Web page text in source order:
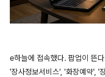
e하늘에 접속했다. 팝업이 뜬
'장사정보서비스', '화장예약', '